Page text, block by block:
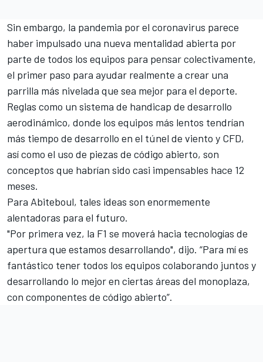
Sin embargo, la pandemia por el coronavirus parece
haber impulsado una nueva mentalidad abierta por
parte de todos los equipos para pensar colectivamente,
el primer paso para ayudar realmente a crear una
parrilla más nivelada que sea mejor para el deporte.
Reglas como un sistema de handicap de desarrollo
aerodinámico, donde los equipos más lentos tendrían
más tiempo de desarrollo en el túnel de viento y CFD,
así como el uso de piezas de código abierto, son
conceptos que habrían sido casi impensables hace 12
meses.
Para Abiteboul, tales ideas son enormemente
alentadoras para el futuro.
"Por primera vez, la F1 se moverá hacia tecnologías de
apertura que estamos desarrollando", dijo. “Para mí es
fantástico tener todos los equipos colaborando juntos y
desarrollando lo mejor en ciertas áreas del monoplaza,
con componentes de código abierto”.